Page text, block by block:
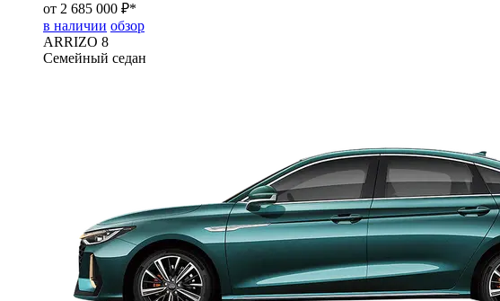
от 2 685 000 ₽*
в наличии обзор
ARRIZO 8
Семейный седан